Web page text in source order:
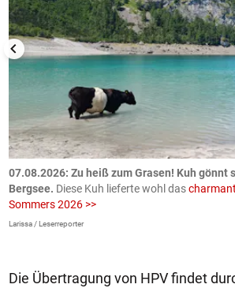
07.08.2026: Zu heiß zum Grasen! Kuh gönnt
Bergsee. Diese Kuh lieferte wohl das
Sommers 2026 >>
Larissa / Leserreporter
Die Übertragung von HPV findet